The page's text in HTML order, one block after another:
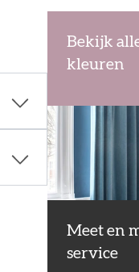
Bekijk
kleuren
Meet en
service